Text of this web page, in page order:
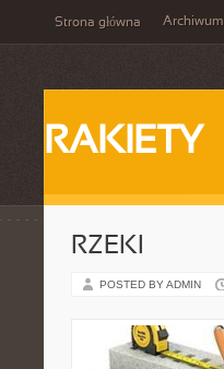
Strona główna Archiwum
RAKIETY
RZEKI
POSTED BY ADMIN